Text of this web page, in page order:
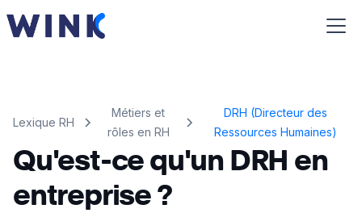
Lexique RH
Métiers et
rôles en RH
DRH (Directeur des
Ressources Humaines)
Qu'est-ce qu'un DRH en
entreprise ?